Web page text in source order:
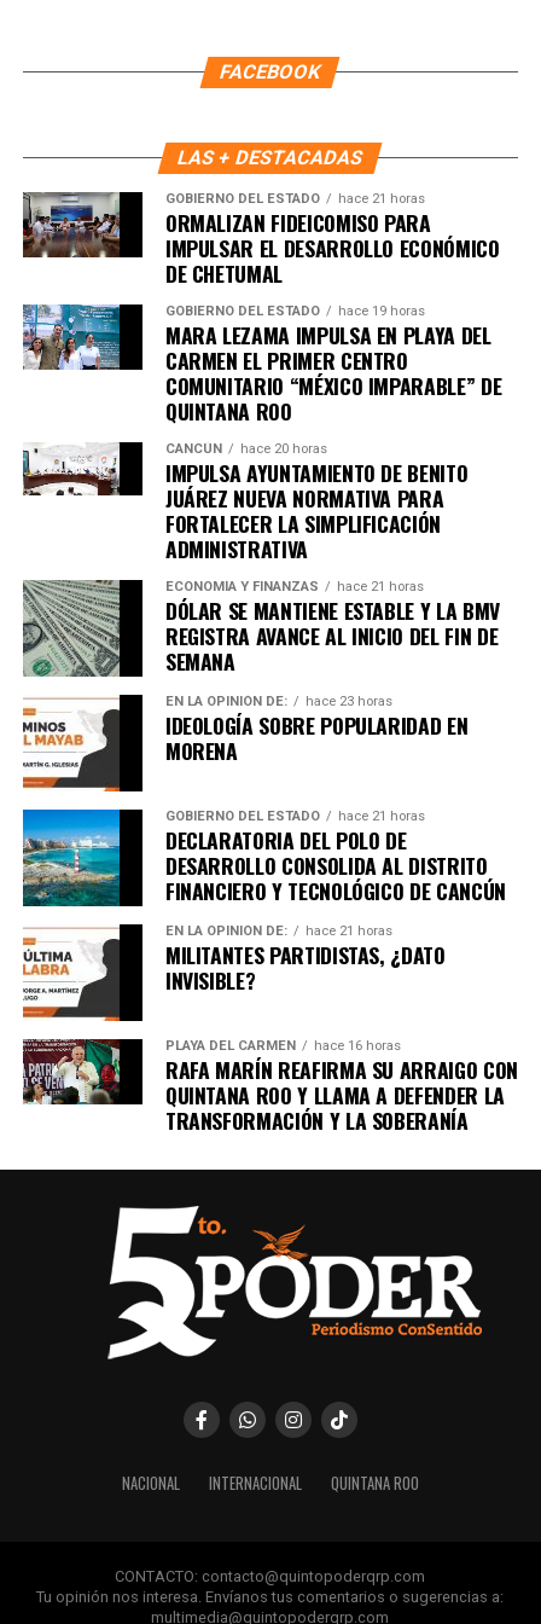
Recibe las noticias al instante
Únete al canal oficial de WhatsApp de
Quinto Podery recibe las noticias más
importantes de Quintana Roo directamente
en tu teléfono.
Unirme al canal de WhatsApp
FACEBOOK
LAS + DESTACADAS
GOBIERNO DEL ESTADO hace 21 horas
ORMALIZAN FIDEICOMISO PARA
IMPULSAR EL DESARROLLO ECONÓMICO
DE CHETUMAL
GOBIERNO DEL ESTADO hace 19 horas
MARA LEZAMA IMPULSA EN PLAYA DEL
CARMEN EL PRIMER CENTRO
COMUNITARIO “MÉXICO IMPARABLE” DE
QUINTANA ROO
CANCÚN hace 20 horas
IMPULSA AYUNTAMIENTO DE BENITO
JUÁREZ NUEVA NORMATIVA PARA
FORTALECER LA SIMPLIFICACIÓN
ADMINISTRATIVA
ECONOMÍA Y FINANZAS hace 21 horas
DÓLAR SE MANTIENE ESTABLE Y LA BMV
REGISTRA AVANCE AL INICIO DEL FIN DE
SEMANA
EN LA OPINIÓN DE: hace 23 horas
IDEOLOGÍA SOBRE POPULARIDAD EN
MORENA
GOBIERNO DEL ESTADO hace 21 horas
DECLARATORIA DEL POLO DE
DESARROLLO CONSOLIDA AL DISTRITO
FINANCIERO Y TECNOLÓGICO DE CANCÚN
EN LA OPINIÓN DE: hace 21 horas
MILITANTES PARTIDISTAS, ¿DATO
INVISIBLE?
PLAYA DEL CARMEN hace 16 horas
RAFA MARÍN REAFIRMA SU ARRAIGO CON
QUINTANA ROO Y LLAMA A DEFENDER LA
TRANSFORMACIÓN Y LA SOBERANÍA
NACIONAL INTERNACIONAL QUINTANA ROO
CONTACTO: contacto@quintopoderqrp.com
Tu opinión nos interesa. Envíanos tus comentarios o sugerencias a:
multimedia@quintopoderqrp.com